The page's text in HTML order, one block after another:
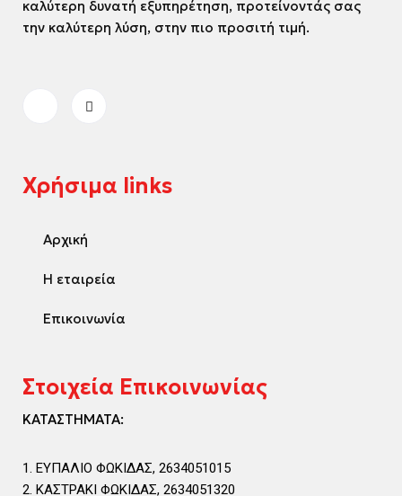
καλύτερη δυνατή εξυπηρέτηση, προτείνοντάς σας
την καλύτερη λύση, στην πιο προσιτή τιμή.
Χρήσιμα links
Αρχική
Η εταιρεία
Επικοινωνία
Στοιχεία Επικοινωνίας
ΚΑΤΑΣΤΗΜΑΤΑ:
ΕΥΠΑΛΙΟ ΦΩΚΙΔΑΣ, 2634051015
ΚΑΣΤΡΑΚΙ ΦΩΚΙΔΑΣ, 2634051320